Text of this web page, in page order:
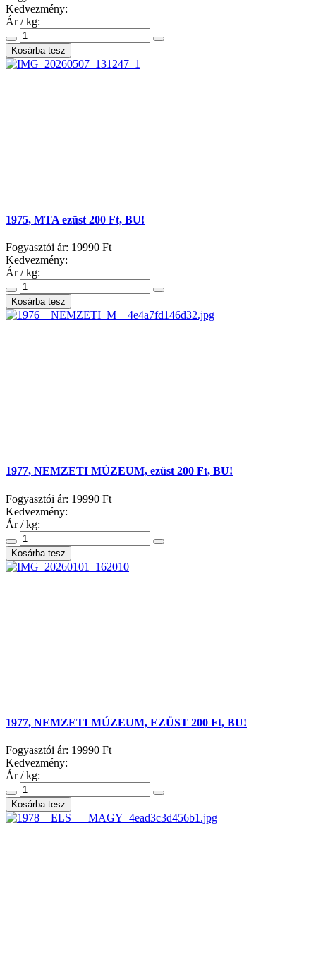
Kedvezmény:
Ár / kg:
1975, MTA ezüst 200 Ft, BU!
Fogyasztói ár: 19990 Ft
Kedvezmény:
Ár / kg:
1977, NEMZETI MÚZEUM, ezüst 200 Ft, BU!
Fogyasztói ár: 19990 Ft
Kedvezmény:
Ár / kg:
1977, NEMZETI MÚZEUM, EZÜST 200 Ft, BU!
Fogyasztói ár: 19990 Ft
Kedvezmény:
Ár / kg: